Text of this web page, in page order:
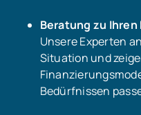
Beratung zu
Unsere Experten
Situation und
Bedürfnissen